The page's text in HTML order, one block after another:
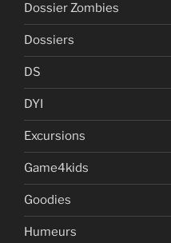
Dossier Zombies
Dossiers
DS
DYI
Excursions
Game4kids
Goodies
Humeurs